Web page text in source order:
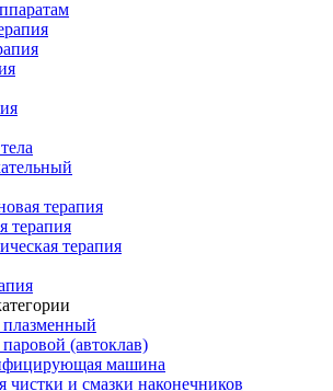
терапия
терапия
терапия
плазменный
(автоклав)
машина
чистки и смазки наконечников